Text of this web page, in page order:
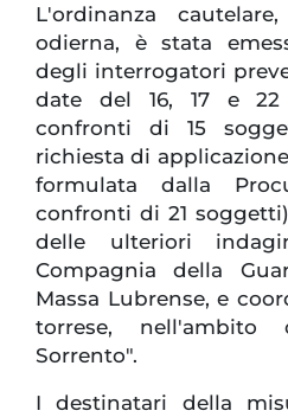
L'ordinanza
odierna, è stata
degli interrogatori
date del 16, 17 e 22
confronti di 15
richiesta di
formulata dalla
confronti di 21
delle ulteriori
Compagnia della
Massa Lubrense, e
torrese, nell'ambito
Sorrento".
I destinatari della